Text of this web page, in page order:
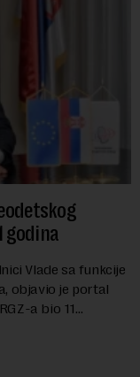
godina
Vlade sa funkcije
objavio je portal
a bio 11